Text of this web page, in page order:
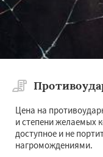
Цена на
и степени желаемых
доступное и не
нагромождениями.